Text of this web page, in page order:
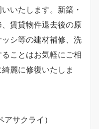
いたします。新築・
賃貸物件退去後の原
シ等の建材補修、洗
ことはお気軽にご相
麗に修復いたしま
アサクライ）